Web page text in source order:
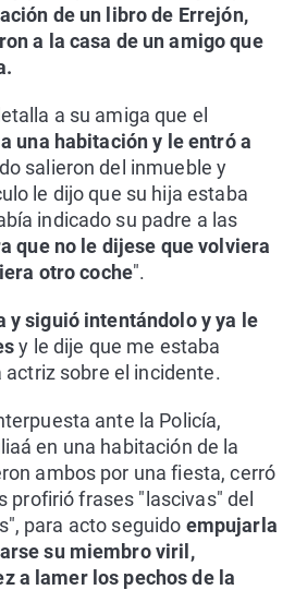
de un libro de Errejón,
a la casa de un amigo que
a su amiga que el
una habitación y le entró a
salieron del inmueble y
le dijo que su hija estaba
indicado su padre a las
que no le dijese que volviera
otro coche".
y siguió intentándolo y ya le
y le dije que me estaba
actriz sobre el incidente.
ante la Policía,
en una habitación de la
ambos por una fiesta, cerró
profirió frases "lascivas" del
para acto seguido empujarla
su miembro viril,
a lamer los pechos de la